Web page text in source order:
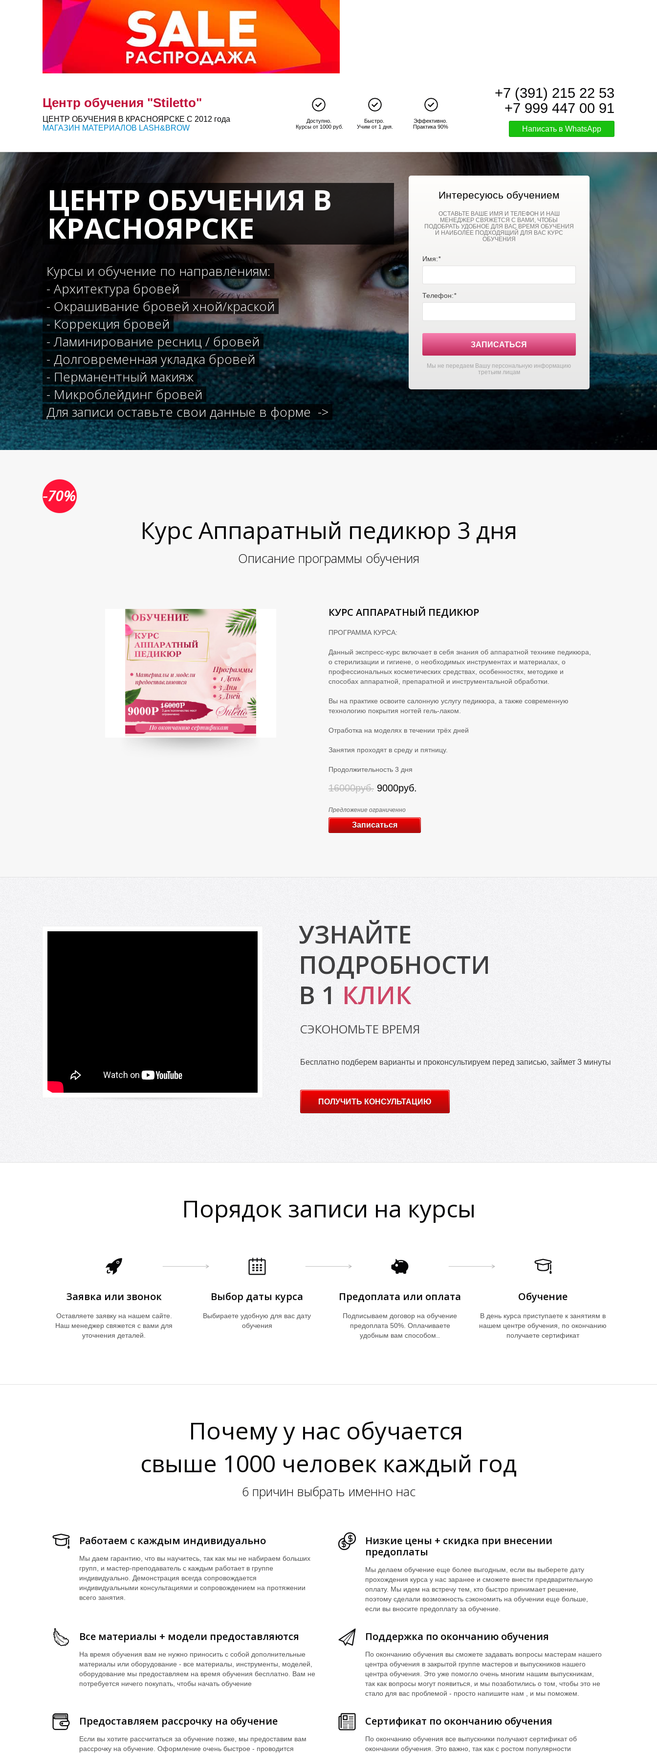
Центр обучения "Stiletto"
ЦЕНТР ОБУЧЕНИЯ В КРАСНОЯРСКЕ С 2012 года
МАГАЗИН МАТЕРИАЛОВ LASH&BROW
Доступно.
Курсы от 1000 руб.
Быстро.
Учим от 1 дня.
Эффективно.
Практика 90%
+7 (391) 215 22 53
+7 999 447 00 91
Написать в WhatsApp
ЦЕНТР ОБУЧЕНИЯ В
КРАСНОЯРСКЕ
Курсы и обучение по направлениям:
- Архитектура бровей
- Окрашивание бровей хной/краской
- Коррекция бровей
- Ламинирование ресниц / бровей
- Долговременная укладка бровей
- Перманентный макияж
- Микроблейдинг бровей
Для записи оставьте свои данные в форме ->
Интересуюсь обучением
ОСТАВЬТЕ ВАШЕ ИМЯ И ТЕЛЕФОН И НАШ
МЕНЕДЖЕР СВЯЖЕТСЯ С ВАМИ, ЧТОБЫ
ПОДОБРАТЬ УДОБНОЕ ДЛЯ ВАС ВРЕМЯ ОБУЧЕНИЯ
И НАИБОЛЕЕ ПОДХОДЯЩИЙ ДЛЯ ВАС КУРС
ОБУЧЕНИЯ
Имя:*
Телефон:*
ЗАПИСАТЬСЯ
Мы не передаем Вашу персональную информацию
третьим лицам
Курс Аппаратный педикюр 3 дня
Описание программы обучения
КУРС АППАРАТНЫЙ ПЕДИКЮР
ПРОГРАММА КУРСА:
Данный экспресс-курс включает в себя знания об аппаратной технике педикюра,
о стерилизации и гигиене, о необходимых инструментах и материалах, о
профессиональных косметических средствах, особенностях, методике и
способах аппаратной, препаратной и инструментальной обработки.
Вы на практике освоите салонную услугу педикюра, а также современную
технологию покрытия ногтей гель-лаком.
Отработка на моделях в течении трёх дней
Занятия проходят в среду и пятницу.
Продолжительность 3 дня
16000руб. 9000руб.
Предложение ограниченно
Записаться
УЗНАЙТЕ
ПОДРОБНОСТИ
В 1 КЛИК
СЭКОНОМЬТЕ ВРЕМЯ
Бесплатно подберем варианты и проконсультируем перед записью, займет 3 минуты
ПОЛУЧИТЬ КОНСУЛЬТАЦИЮ
Порядок записи на курсы
Заявка или звонок
Оставляете заявку на нашем сайте.
Наш менеджер свяжется с вами для
уточнения деталей.
Выбор даты курса
Выбираете удобную для вас дату
обучения
Предоплата или оплата
Подписываем договор на обучение
предоплата 50%. Оплачиваете
удобным вам способом..
Обучение
В день курса приступаете к занятиям в
нашем центре обучения, по окончанию
получаете сертификат
Почему у нас обучается
свыше 1000 человек каждый год
6 причин выбрать именно нас
Работаем с каждым индивидуально
Мы даем гарантию, что вы научитесь, так как мы не набираем больших
групп, и мастер-преподаватель с каждым работает в группе
индивидуально. Демонстрация всегда сопровождается
индивидуальными консультациями и сопровождением на протяжении
всего занятия.
Низкие цены + скидка при внесении
предоплаты
Мы делаем обучение еще более выгодным, если вы выберете дату
прохождения курса у нас заранее и сможете внести предварительную
оплату. Мы идем на встречу тем, кто быстро принимает решение,
поэтому сделали возможность сэкономить на обучении еще больше,
если вы вносите предоплату за обучение.
Все материалы + модели предоставляются
На время обучения вам не нужно приносить с собой дополнительные
материалы или оборудование - все материалы, инструменты, моделей,
оборудование мы предоставляем на время обучения бесплатно. Вам не
потребуется ничего покупать, чтобы начать обучение
Поддержка по окончанию обучения
По окончанию обучения вы сможете задавать вопросы мастерам нашего
центра обучения в закрытой группе мастеров и выпускников нашего
центра обучения. Это уже помогло очень многим нашим выпускникам,
так как вопросы могут появиться, и мы позаботились о том, чтобы это не
стало для вас проблемой - просто напишите нам , и мы поможем.
Предоставляем рассрочку на обучение
Если вы хотите рассчитаться за обучение позже, мы предоставим вам
рассрочку на обучение. Оформление очень быстрое - проводится
Сертификат по окончанию обучения
По окончанию обучения все выпускники получают сертификат об
окончании обучения. Это важно, так как с ростом популярности